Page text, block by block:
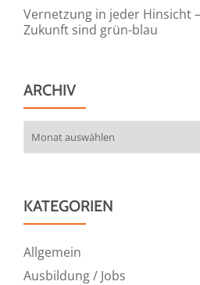
Vernetzung in jeder Hinsicht
Zukunft sind grün-blau
ARCHIV
KATEGORIEN
Allgemein
Ausbildung / Jobs